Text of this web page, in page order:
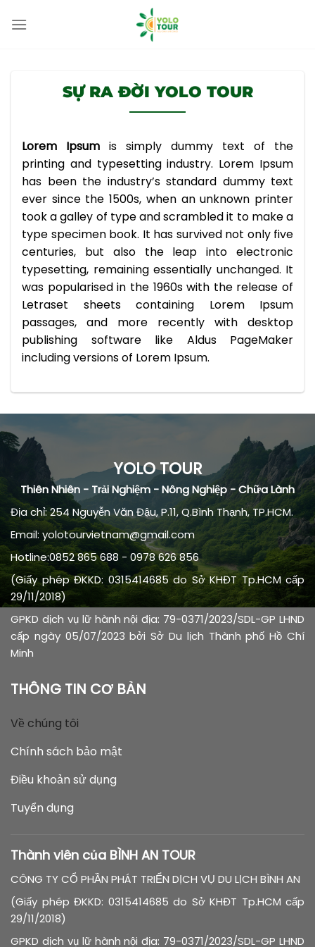
qua
SỰ RA ĐỜI YOLO TOUR
Lorem Ipsum is simply dummy text of the
printing and typesetting industry. Lorem Ipsum
has been the industry’s standard dummy text
ever since the 1500s, when an unknown printer
took a galley of type and scrambled it to make a
type specimen book. It has survived not only five
centuries, but also the leap into electronic
typesetting, remaining essentially unchanged. It
was popularised in the 1960s with the release of
Letraset sheets containing Lorem Ipsum
passages, and more recently with desktop
publishing software like Aldus PageMaker
including versions of Lorem Ipsum.
YOLO TOUR
Thiên Nhiên - Trải Nghiệm - Nông Nghiệp - Chữa Lành
Địa chỉ: 254 Nguyễn Văn Đậu, P.11, Q.Bình Thạnh, TP.HCM.
Email: yolotourvietnam@gmail.com
Hotline:0852 865 688 - 0978 626 856
(Giấy phép ĐKKD: 0315414685 do Sở KHĐT Tp.HCM cấp
29/11/2018)
GPKD dịch vụ lữ hành nội địa: 79-0371/2023/SDL-GP LHND
cấp ngày 05/07/2023 bởi Sở Du lịch Thành phố Hồ Chí
Minh
THÔNG TIN CƠ BẢN
Về chúng tôi
Chính sách bảo mật
Điều khoản sử dụng
Tuyển dụng
Thành viên của BÌNH AN TOUR
CÔNG TY CỔ PHẦN PHÁT TRIỂN DỊCH VỤ DU LỊCH BÌNH AN
(Giấy phép ĐKKD: 0315414685 do Sở KHĐT Tp.HCM cấp
29/11/2018)
GPKD dịch vụ lữ hành nội địa: 79-0371/2023/SDL-GP LHND